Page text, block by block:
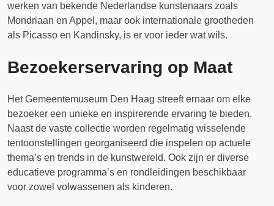
werken van bekende Nederlandse kunstenaars zoals
Mondriaan en Appel, maar ook internationale grootheden
als Picasso en Kandinsky, is er voor ieder wat wils.
Bezoekerservaring op Maat
Het Gemeentemuseum Den Haag streeft ernaar om elke
bezoeker een unieke en inspirerende ervaring te bieden.
Naast de vaste collectie worden regelmatig wisselende
tentoonstellingen georganiseerd die inspelen op actuele
thema’s en trends in de kunstwereld. Ook zijn er diverse
educatieve programma’s en rondleidingen beschikbaar
voor zowel volwassenen als kinderen.